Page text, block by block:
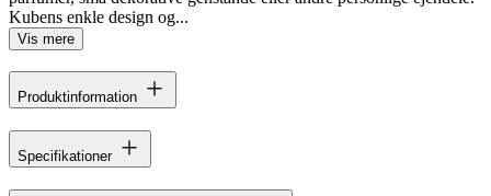
Kubens enkle design og...
Vis mere
Produktinformation
Specifikationer